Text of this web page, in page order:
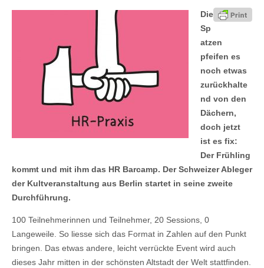
Die
Sp
atzen
pfeifen es
noch etwas
zurückhalte
nd von den
Dächern,
doch jetzt
ist es fix:
Der Frühling
kommt und mit ihm das HR Barcamp. Der Schweizer Ableger
der Kultveranstaltung aus Berlin startet in seine zweite
Durchführung.
100 Teilnehmerinnen und Teilnehmer, 20 Sessions, 0
Langeweile. So liesse sich das Format in Zahlen auf den Punkt
bringen. Das etwas andere, leicht verrückte Event wird auch
dieses Jahr mitten in der schönsten Altstadt der Welt stattfinden.